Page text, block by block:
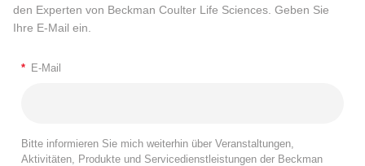
den Experten von Beckman Coulter Life Sciences. Geben Sie
Ihre E-Mail ein.
* E-Mail
Bitte informieren Sie mich weiterhin über Veranstaltungen,
Aktivitäten, Produkte und Servicedienstleistungen der Beckman